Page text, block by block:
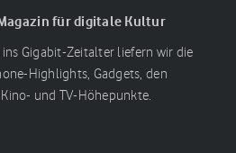
für digitale Kultur
Gigabit-Zeitalter liefern wir die
Highlights, Gadgets, den
und TV-Höhepunkte.